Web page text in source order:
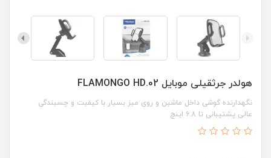
هولدر جرثقیلی موبایل FLAMONGO HD.02
نگهدارنده گوشی داخل ماشین و روی میز بسیار با کیفیت و چسبندگی
عالی پشتیبانی تا ۶.8 اینچ